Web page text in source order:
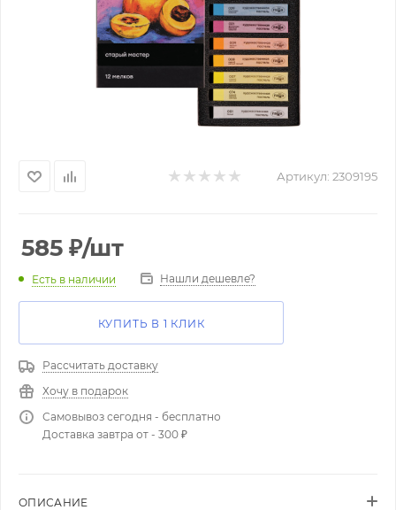
Артикул: 2309195
585 ₽/шт
Есть в наличии Нашли дешевле?
КУПИТЬ В 1 КЛИК
Рассчитать доставку
Хочу в подарок
Самовывоз сегодня - бесплатно
Доставка завтра от - 300 ₽
ОПИСАНИЕ